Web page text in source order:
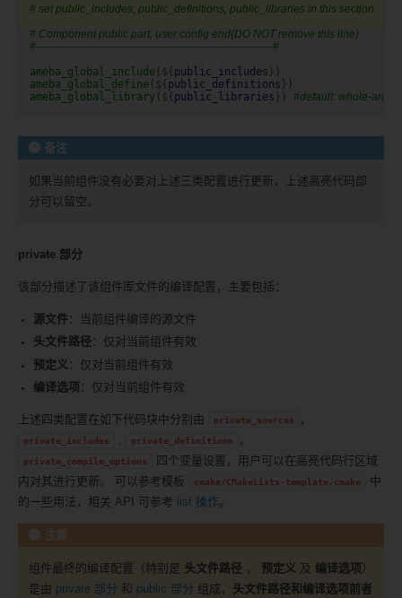
# set public_includes, public_definitions, public_libraries in this section
# Component public part, user config end(DO NOT remove this line)
#------------------------------------------------------------------#
ameba_global_include ( ${public_includes } )
ameba_global_define ( ${public_definitions } )
ameba_global_library ( ${public_libraries } ) #default: whole-
备注
如果当前组件没有必要对上述三类配置进行更新，上述高亮代码部
分可以留空。
private 部分
该部分描述了该组件库文件的编译配置，主要包括：
源文件 ：当前组件编译的源文件
头文件路径 ：仅对当前组件有效
预定义 ：仅对当前组件有效
编译选项 ：仅对当前组件有效
上述四类配置在如下代码块中分别由 private_sources ，
private_includes , private_definitions ，
private_compile_options
四个变量设置，用户可以在高亮代码行区域
内对其进行更新。 可以参考模板
cmake/CMakeLists-template.cmake
中
的一些用法，相关 API 可参考 list 操作。
注意
组件最终的编译配置（特别是 头文件路径 ， 预定义 及 编译选项）
是由 private 部分 和 public 部分 组成， 头文件路径和编译选项前者